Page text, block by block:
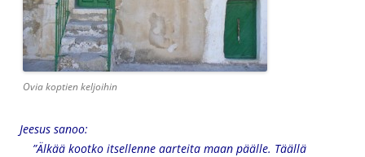
Ovia koptien keljoihin
Jeesus sanoo:
”Älkää kootko itsellenne aarteita maan päälle. Täällä